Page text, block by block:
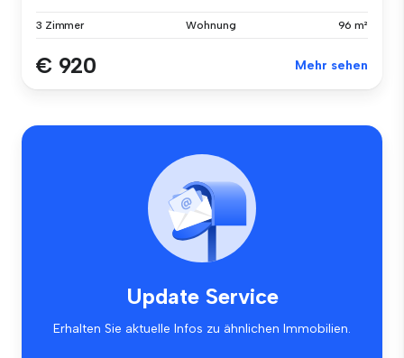
3 Zimmer Wohnung 96 m²
€ 920 Mehr sehen
Update Service
Erhalten Sie aktuelle Infos zu ähnlichen Immobilien.